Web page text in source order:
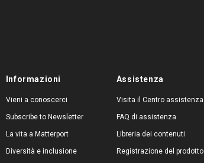
Informazioni
Vieni a conoscerci
Subscribe to Newsletter
La vita a Matterport
Diversità e inclusione
Assistenza
Visita il Centro assistenza
FAQ di assistenza
Libreria dei contenuti
Registrazione del prodotto